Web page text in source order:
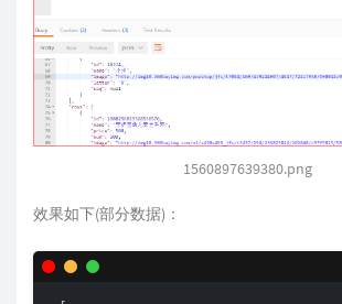
1560897639380.png
效果如下(部分数据)：